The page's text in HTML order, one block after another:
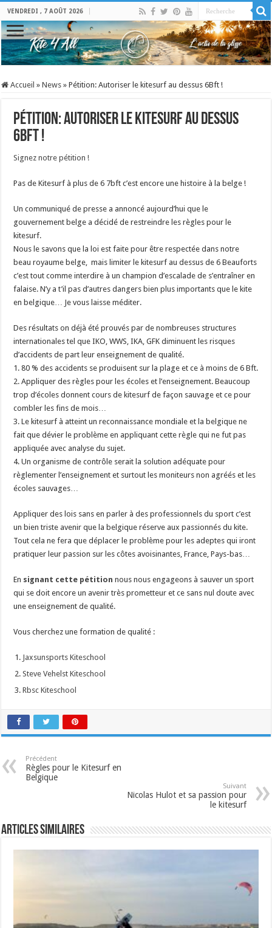
VENDREDI , 7 AOÛT 2026
Accueil » News » Pétition: Autoriser le kitesurf au dessus 6Bft !
Pétition: Autoriser le kitesurf au dessus
6Bft !
Signez notre pétition !
Pas de Kitesurf à plus de 6 7bft c’est encore une histoire à la belge !
Un communiqué de presse a annoncé aujourd’hui que le
gouvernement belge a décidé de restreindre les règles pour le
kitesurf.
Nous le savons que la loi est faite pour être respectée dans notre
beau royaume belge, mais limiter le kitesurf au dessus de 6 Beauforts
c’est tout comme interdire à un champion d’escalade de s’entraîner en
falaise. N’y a t’il pas d’autres dangers bien plus importants que le kite
en belgique… Je vous laisse méditer.
Des résultats on déjà été prouvés par de nombreuses structures
internationales tel que IKO, WWS, IKA, GFK diminuent les risques
d’accidents de part leur enseignement de qualité.
1. 80 % des accidents se produisent sur la plage et ce à moins de 6 Bft.
2. Appliquer des règles pour les écoles et l’enseignement. Beaucoup
trop d’écoles donnent cours de kitesurf de façon sauvage et ce pour
combler les fins de mois…
3. Le kitesurf à atteint un reconnaissance mondiale et la belgique ne
fait que dévier le problème en appliquant cette règle qui ne fut pas
appliquée avec analyse du sujet.
4. Un organisme de contrôle serait la solution adéquate pour
règlementer l’enseignement et surtout les moniteurs non agréés et les
écoles sauvages…
Appliquer des lois sans en parler à des professionnels du sport c’est
un bien triste avenir que la belgique réserve aux passionnés du kite.
Tout cela ne fera que déplacer le problème pour les adeptes qui iront
pratiquer leur passion sur les côtes avoisinantes, France, Pays-bas…
En signant cette pétition nous nous engageons à sauver un sport
qui se doit encore un avenir très prometteur et ce sans nul doute avec
une enseignement de qualité.
Vous cherchez une formation de qualité :
Jaxsunsports Kiteschool
Steve Vehelst Kiteschool
Rbsc Kiteschool
Précédent
Règles pour le Kitesurf en
Belgique
Suivant
Nicolas Hulot et sa passion pour
le kitesurf
Articles similaires